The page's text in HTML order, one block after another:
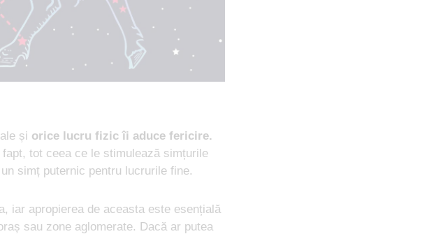
și orice lucru fizic îi aduce fericire.
tot ceea ce le stimulează simțurile
simț puternic pentru lucrurile fine.
iar apropierea de aceasta este esențială
sau zone aglomerate. Dacă ar putea